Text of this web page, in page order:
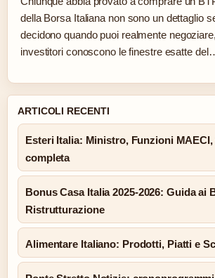
della Borsa Italiana non sono un dettaglio
decidono quando puoi realmente
investitori conoscono le finestre esatte
ARTICOLI RECENTI
Esteri Italia: Ministro, Funzioni
completa
Bonus Casa Italia 2025-2026: Guida ai
Ristrutturazione
Alimentare Italiano: Prodotti, Piatti e